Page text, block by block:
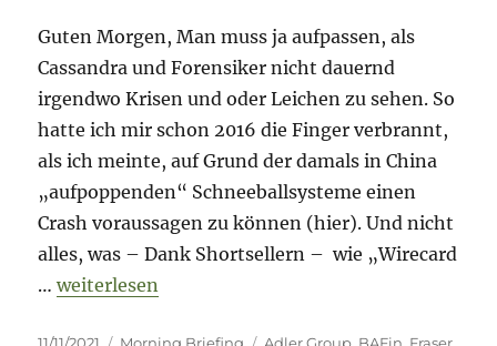
Guten Morgen, Man muss ja aufpassen, als
Cassandra und Forensiker nicht dauernd
irgendwo Krisen und oder Leichen zu sehen. So
hatte ich mir schon 2016 die Finger verbrannt,
als ich meinte, auf Grund der damals in China
„aufpoppenden“ Schneeballsysteme einen
Crash voraussagen zu können (hier). Und nicht
alles, was – Dank Shortsellern – wie „Wirecard
…„Morning Briefing – 11. November 2021 – „Der
weiterlesen
Veröffentlicht
11/11/2021 Kategorien
Morning Briefing Schlagwörter
Adler Group, BAFin, Fraser